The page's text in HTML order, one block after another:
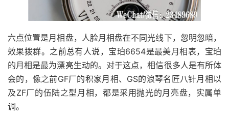
六点位置是月相盘，人脸月相盘在不同光线下，忽明忽暗，
效果拨群。之前总有人说，宝珀6654是最美月相表，宝珀
的月相是最为漂亮生动的。对于这点，相信很多人是有所体
会的，像之前GF厂的积家月相、GS的浪琴名匠八针月相以
及ZF厂的伍陆之型月相，都是采用抛光的月亮盘，实属单
调。